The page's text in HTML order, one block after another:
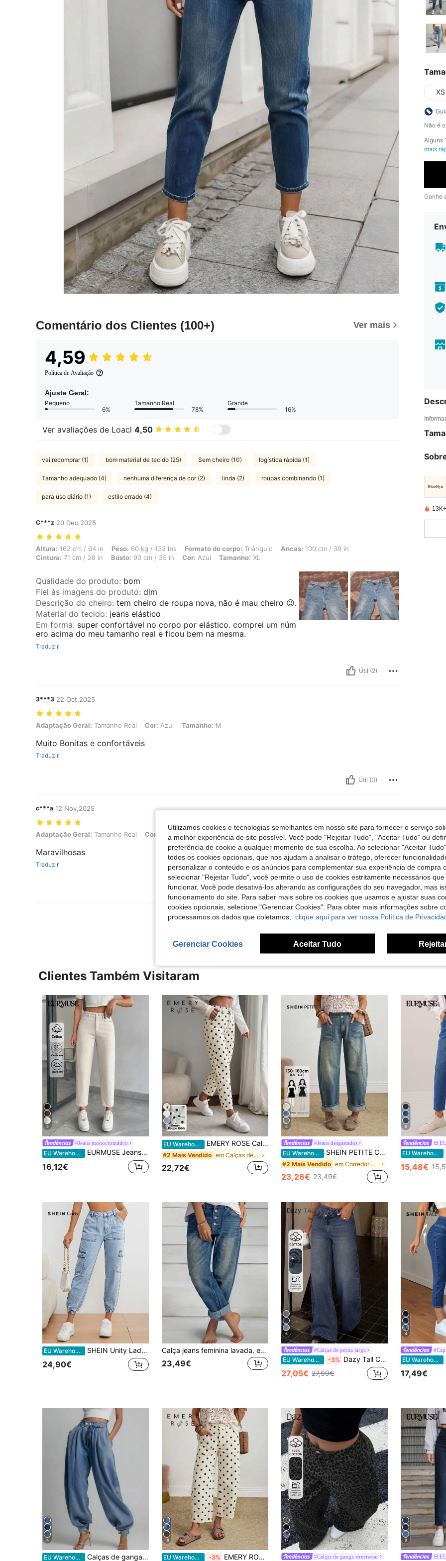
Comentário dos Clientes (100+) Ver mais
4,59
Política de Avaliação
Ajuste Geral:
Pequeno
6%
Tamanho Real
78%
Grande
16%
Ver avaliações de Loacl 4,50
vai recomprar (1) bom material de tecido (25) Sem cheiro (10) logística rápida (1)
Tamanho adequado (4) nenhuma diferença de cor (2) linda (2) roupas combinando (1)
para uso diário (1) estilo errado (4)
C***z 20 Dec,2025
Altura: 162 cm / 64 in, Peso: 60 kg / 132 lbs, Formato do corpo: Triângulo, Ancas: 100 cm / 39 in, Cintura: 71 cm / 28 in, Busto: 90 cm / 35 in, Cor: Azul,
Altura: 162 cm / 64 in Peso: 60 kg / 132 lbs Formato do corpo: Triângulo Ancas: 100 cm / 39 in
Cintura: 71 cm / 28 in Busto: 90 cm / 35 in Cor: Azul Tamanho: XL
Qualidade do produto: bom
Fiel às imagens do produto: dim
Descrição do cheiro: tem cheiro de roupa nova, não é mau cheiro 😉.
Material do tecido: jeans elástico
Em forma: super confortável no corpo por elástico. comprei um núm
ero acima do meu tamanho real e ficou bem na mesma.
Traduzir
Útil (2)
3***3 22 Oct,2025
Adaptação Geral: Tamanho Real, Cor: Azul, Tamanho: M
Adaptação Geral: Tamanho Real Cor: Azul Tamanho: M
Muito Bonitas e confortáveis
Traduzir
Útil (0)
c***a 12 Nov,2025
Adaptação Geral: Tamanho Real, Cor: Azul, Tamanho: S
Adaptação Geral: Tamanho Real Cor: Tamanho: S
Maravilhosas
Traduzir
Útil (0)
Ver Mais Avaliações
XS
Não é
Alguns
mais
Ganhe
Clientes Também Visitaram
5
#Jeans monocromático
EU Warehouse EURMUSE Jeans básico Mom Fit de cintura alta
16,12€
17
EU Warehouse EMERY ROSE Calça jeans feminina de verão com cintura alta e pernas retas.
#2 Mais Vendido em Calças de ganga na altura do tornozelo Jeans Fe
22,72€
8
#Jeans desgastados
EU Warehouse SHEIN PETITE Calças de ganga casuais de corte largo com bolsos para mulher, tamanho petite
#2 Mais Vendido em Corredor Jeans Feminino
23,26€ 23,49€
9
EU Warehouse
15,48€
EU Warehouse SHEIN Unity Lado Do Bolso Da Aba Jeans Cargo
24,90€
Calça jeans feminina lavada, estilo streetwear moderno, com uma fileira de botões, corte reto, modelagem solta, casual, retrô, azul, ideal para o dia a dia na primavera.
23,49€
6
#Calças de perna larga
EU Warehouse -3% Dazy Tall Calça jeans feminina alta com carcela oblíqua, larga, perna reta, casual
27,05€ 27,99€
4
EU Warehouse
17,49€
4
EU Warehouse Calças de ganga finas casuais para mulher, largas, com perna larga, plissadas e com bainha, para primavera/outono
18
EU Warehouse -3% EMERY ROSE Calça jeans feminina de pernas largas com estampa de bolinhas
17
#Calças de ganga streetwear
9
Utilizamos cookies e tecnologias semelhantes em nosso site para fornecer o serviço
a melhor experiência de site possível. Você pode "Rejeitar Tudo", "Aceitar Tudo" ou
preferência de cookie a qualquer momento de sua escolha. Ao selecionar "Aceitar
todos os cookies opcionais, que nos ajudam a analisar o tráfego, oferecer
personalizar o conteúdo e os anúncios para complementar sua experiência de compra
selecionar "Rejeitar Tudo", você permite o uso de cookies estritamente necessários
funcionar. Você pode desativá-los alterando as configurações do seu navegador, mas
funcionamento do site. Para saber mais sobre os cookies que usamos e ajustar suas
cookies opcionais, selecione "Gerenciar Cookies". Para obter mais informações sobre
processamos os dados que coletamos, clique aqui para ver nossa Política de
Gerenciar Cookies Aceitar Tudo